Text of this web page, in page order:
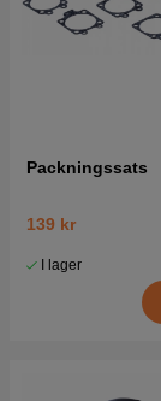
Packningssats
139 kr
I lager